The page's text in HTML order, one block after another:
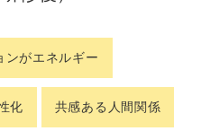
ンがエネルギー
化 共感ある人間関係